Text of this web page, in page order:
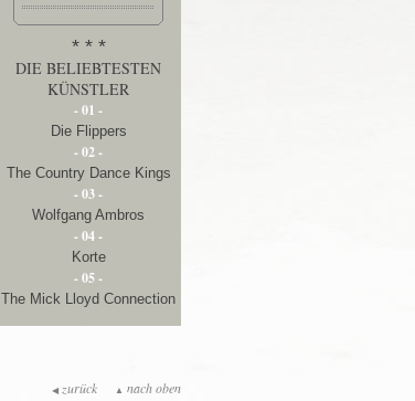
* * *
DIE BELIEBTESTEN
KÜNSTLER
- 01 -
Die Flippers
- 02 -
The Country Dance Kings
- 03 -
Wolfgang Ambros
- 04 -
Korte
- 05 -
The Mick Lloyd Connection
◀ zurück ▲ nach oben